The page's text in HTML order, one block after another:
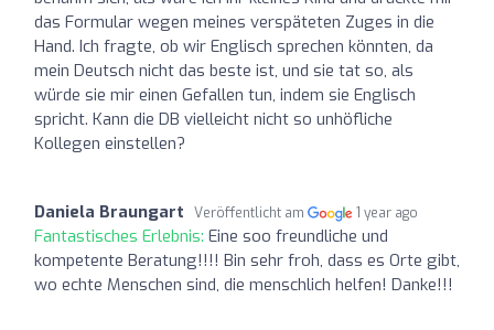
das Formular wegen meines verspäteten Zuges in die
Hand. Ich fragte, ob wir Englisch sprechen könnten, da
mein Deutsch nicht das beste ist, und sie tat so, als
würde sie mir einen Gefallen tun, indem sie Englisch
spricht. Kann die DB vielleicht nicht so unhöfliche
Kollegen einstellen?
Daniela Braungart Veröffentlicht am 1 year ago
Fantastisches Erlebnis: Eine soo freundliche und
kompetente Beratung!!!! Bin sehr froh, dass es Orte gibt,
wo echte Menschen sind, die menschlich helfen! Danke!!!